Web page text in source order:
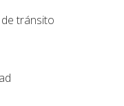
tránsito